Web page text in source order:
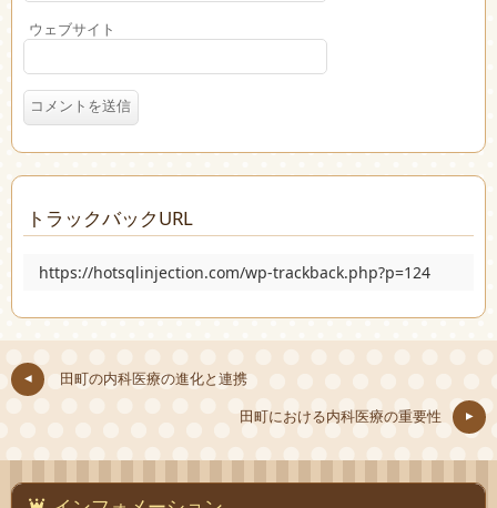
ウェブサイト
トラックバックURL
https://hotsqlinjection.com/wp-trackback.php?p=124
田町の内科医療の進化と連携
田町における内科医療の重要性